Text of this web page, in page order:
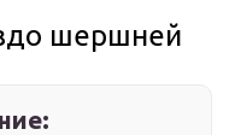
шершней